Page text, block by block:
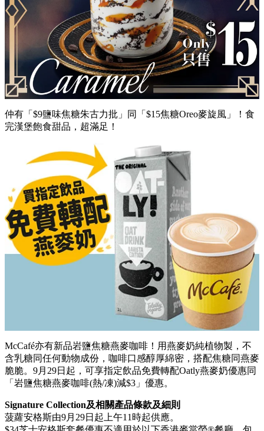
仲有「$9鹽味焦糖朱古力批」同「$15焦糖Oreo麥旋風」！食
完漢堡飽食甜品，超滿足！
McCafé亦有新品岩鹽焦糖燕麥咖啡！用燕麥奶純植物製，不
含乳糖同任何動物成份，咖啡口感醇厚綿密，搭配焦糖同燕麥
脆脆。9月29日起，可享指定飲品免費轉配Oatly燕麥奶優惠同
「岩鹽焦糖燕麥咖啡(熱/凍)減$3」優惠。
Signature Collection及相關產品條款及細則
菠蘿安格斯由9月29日起上午11時起供應。